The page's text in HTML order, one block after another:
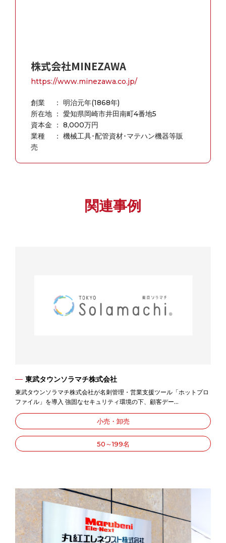
株式会社MINEZAWA
https://www.minezawa.co.jp/
創業 ： 明治元年(1868年)
所在地 ： 愛知県岡崎市井田南町4番地5
資本金 ： 8,000万円
業種 ： 機械工具･配管資材･マテハン機器等販
売
関連事例
東武タウンソラマチ株式会社
東武タウンソラマチ株式会社が名刺管理・営業支援ツール「ホットプロ
ファイル」を導入 強固なセキュリティ環境の下、顧客デー...
小売・卸売
50～199名